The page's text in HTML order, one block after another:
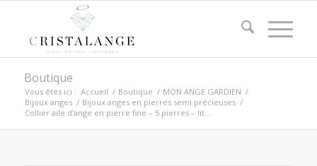
Boutique
Vous êtes ici : Accueil / Boutique / MON ANGE GARDIEN /
Bijoux anges / Bijoux anges en pierres semi précieuses /
Collier aile d’ange en pierre fine – 5 pierres – lit...